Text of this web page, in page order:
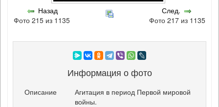
Назад
Фото 215 из 1135
След.
Фото 217 из 1135
Информация о фото
Описание
Агитация в период Первой мировой
войны.